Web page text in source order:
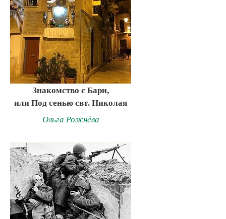
Знакомство с Бари,
или Под сенью свт. Николая
Ольга Рожнёва